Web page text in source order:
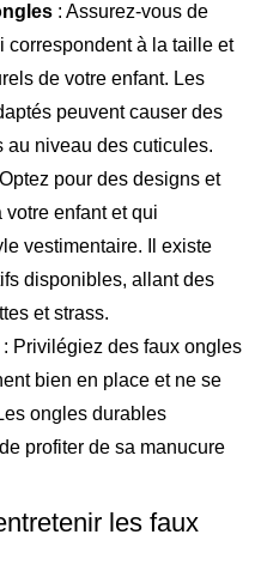
: Assurez-vous de
correspondent à la taille et
de votre enfant. Les
peuvent causer des
au niveau des cuticules.
pour des designs et
enfant et qui
vestimentaire. Il existe
disponibles, allant des
et strass.
: Privilégiez des faux ongles
bien en place et ne se
ongles durables
profiter de sa manucure
les faux